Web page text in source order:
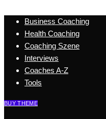
Business Coaching
Health Coaching
Coaching Szene
Interviews
Coaches A-Z
Tools
BUY THEME